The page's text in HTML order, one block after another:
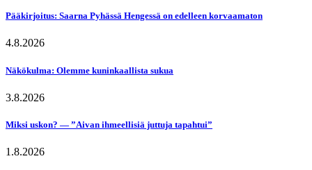
Pääkirjoitus: Saarna Pyhässä Hengessä on edelleen korvaamaton
4.8.2026
Näkökulma: Olemme kuninkaallista sukua
3.8.2026
Miksi uskon? — ”Aivan ihmeellisiä juttuja tapahtui”
1.8.2026